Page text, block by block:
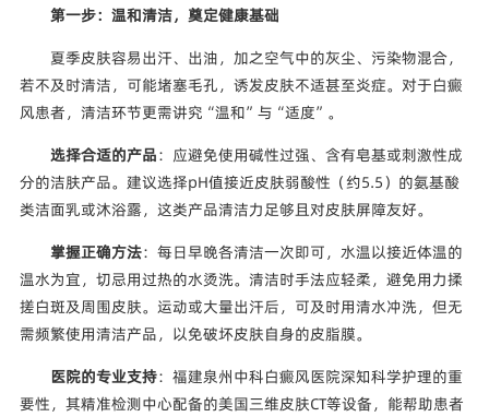
第一步：温和清洁，奠定健康基础
夏季皮肤容易出汗、出油，加之空气中的灰尘、污染物混合，
若不及时清洁，可能堵塞毛孔，诱发皮肤不适甚至炎症。对于白癜
风患者，清洁环节更需讲究“温和”与“适度”。
选择合适的产品：应避免使用碱性过强、含有皂基或刺激性成
分的洁肤产品。建议选择pH值接近皮肤弱酸性（约5.5）的氨基酸
类洁面乳或沐浴露，这类产品清洁力足够且对皮肤屏障友好。
掌握正确方法：每日早晚各清洁一次即可，水温以接近体温的
温水为宜，切忌用过热的水烫洗。清洁时手法应轻柔，避免用力揉
搓白斑及周围皮肤。运动或大量出汗后，可及时用清水冲洗，但无
需频繁使用清洁产品，以免破坏皮肤自身的皮脂膜。
医院的专业支持：福建泉州中科白癜风医院深知科学护理的重
要性，其精准检测中心配备的美国三维皮肤CT等设备，能帮助患者